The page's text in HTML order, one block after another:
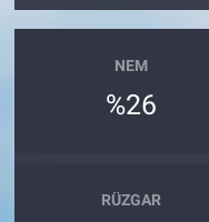
NEM
%26
RÜZGAR